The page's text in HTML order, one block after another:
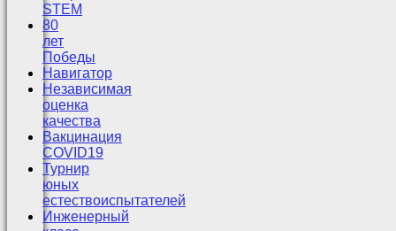
STEM
80
лет
Победы
Навигатор
Независимая
оценка
качества
Вакцинация
COVID19
Турнир
юных
естествоиспытателей
Инженерный